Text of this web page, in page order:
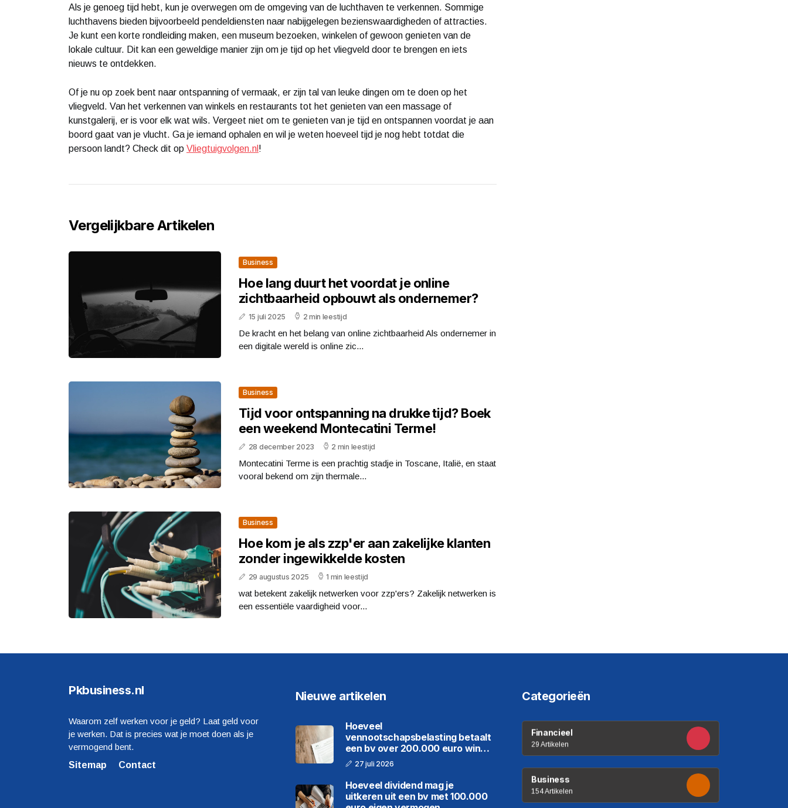
Als je genoeg tijd hebt, kun je overwegen om de omgeving van de luchthaven te verkennen. Sommige
luchthavens bieden bijvoorbeeld pendeldiensten naar nabijgelegen bezienswaardigheden of attracties.
Je kunt een korte rondleiding maken, een museum bezoeken, winkelen of gewoon genieten van de
lokale cultuur. Dit kan een geweldige manier zijn om je tijd op het vliegveld door te brengen en iets
nieuws te ontdekken.
Of je nu op zoek bent naar ontspanning of vermaak, er zijn tal van leuke dingen om te doen op het
vliegveld. Van het verkennen van winkels en restaurants tot het genieten van een massage of
kunstgalerij, er is voor elk wat wils. Vergeet niet om te genieten van je tijd en ontspannen voordat je aan
boord gaat van je vlucht. Ga je iemand ophalen en wil je weten hoeveel tijd je nog hebt totdat die
persoon landt? Check dit op Vliegtuigvolgen.nl !
Vergelijkbare Artikelen
Business
Hoe lang duurt het voordat je online
zichtbaarheid opbouwt als ondernemer?
15 juli 2025 2 min leestijd
De kracht en het belang van online zichtbaarheid Als ondernemer in
een digitale wereld is online zic...
Business
Tijd voor ontspanning na drukke tijd? Boek
een weekend Montecatini Terme!
28 december 2023 2 min leestijd
Montecatini Terme is een prachtig stadje in Toscane, Italië, en staat
vooral bekend om zijn thermale...
Business
Hoe kom je als zzp'er aan zakelijke klanten
zonder ingewikkelde kosten
29 augustus 2025 1 min leestijd
wat betekent zakelijk netwerken voor zzp'ers? Zakelijk netwerken is
een essentiële vaardigheid voor...
Pkbusiness.nl
Waarom zelf werken voor je geld? Laat geld voor
je werken. Dat is precies wat je moet doen als je
vermogend bent.
Sitemap
Contact
Nieuwe artikelen
Hoeveel
vennootschapsbelasting betaalt
een bv over 200.000 euro winst
in 2026
27 juli 2026
Hoeveel dividend mag je
uitkeren uit een bv met 100.000
Categorieën
Financieel
29 Artikelen
Business
154 Artikelen